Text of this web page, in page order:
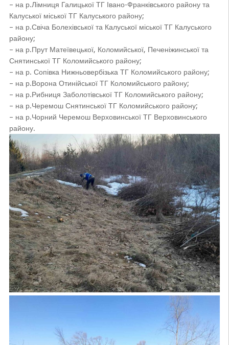
– на р.Лімниця Галицької ТГ Івано-Франківського району та
Калуської міської ТГ Калуського району;
– на р.Свіча Болехівської та Калуської міської ТГ Калуського
району;
– на р.Прут Матеївецької, Коломийської, Печеніжинської та
Снятинської ТГ Коломийського району;
– на р. Сопівка Нижньовербізька ТГ Коломийського району;
– на р.Ворона Отинійської ТГ Коломийського району;
– на р.Рибниця Заболотівської ТГ Коломийського району;
– на р.Черемош Снятинської ТГ Коломийського району;
– на р.Чорний Черемош Верховинської ТГ Верховинського
району.